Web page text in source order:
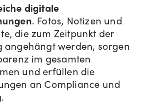
digitale
. Fotos, Notizen und
die zum Zeitpunkt der
angehängt werden, sorgen
im gesamten
und erfüllen die
an Compliance und